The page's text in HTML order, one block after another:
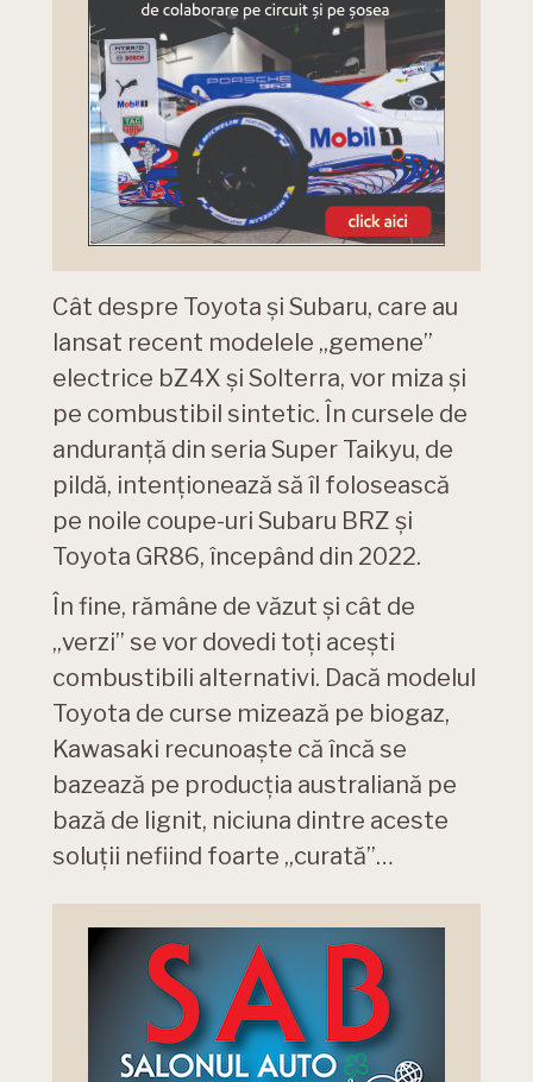
Cât despre Toyota și Subaru, care au
lansat recent modelele „gemene”
electrice bZ4X și Solterra, vor miza și
pe combustibil sintetic. În cursele de
anduranță din seria Super Taikyu, de
pildă, intenționează să îl folosească
pe noile coupe-uri Subaru BRZ și
Toyota GR86, începând din 2022.
În fine, rămâne de văzut și cât de
„verzi” se vor dovedi toți acești
combustibili alternativi. Dacă modelul
Toyota de curse mizează pe biogaz,
Kawasaki recunoaște că încă se
bazează pe producția australiană pe
bază de lignit, niciuna dintre aceste
soluții nefiind foarte „curată”…